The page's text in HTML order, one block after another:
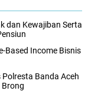
dan Kewajiban Serta
Based Income Bisnis
Banda Aceh
Brong